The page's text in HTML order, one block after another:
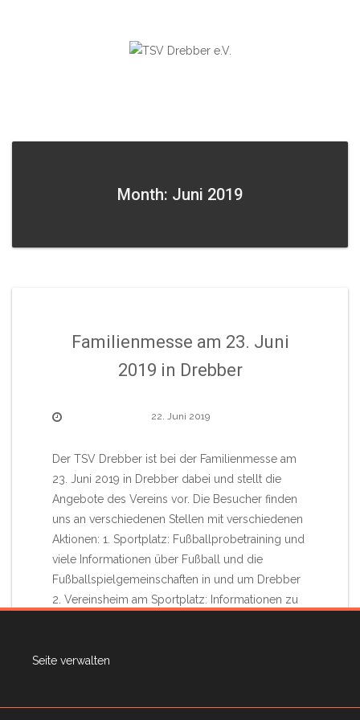
Month: Juni 2019
Familienmesse am 23. Juni
2019 in Drebber
22. Juni 2019
Der TSV Drebber ist bei der Familienmesse am
23. Juni 2019 in Drebber dabei und stellt die
Angebote des Vereins vor. Die Besucher finden
uns an verschiedenen Stellen mit verschiedenen
Aktionen: 1. Sportplatz: Fußballprobetraining und
viele Informationen über Fußball und die
Fußballspielgemeinschaften in und um Drebber
2. Vereinsheim am Sportplatz: Informationen zu
Seite verwalten